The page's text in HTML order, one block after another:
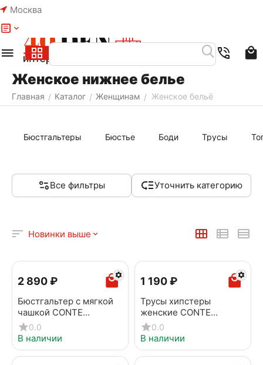
Москва
Женское нижнее белье
Главная / Каталог / Женщинам / Женское бельё
Бюстгальтеры Бюстье Боди Трусы
Все фильтры Уточнить категорию
Новинки выше
2 890₽
Бюстгальтер с мягкой
чашкой CONTE
COMFORT PLUS RB6239
серебристый пион
0.0
В наличии
1 190₽
Трусы хипстеры
женские CONTE
SECOND SKIN RP7142
черный
0.0
В наличии